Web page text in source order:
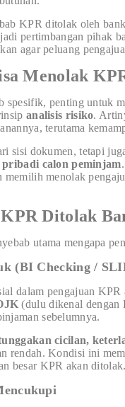
KPR ditolak oleh
pertimbangan pihak
agar peluang
Menolak
spesifik, penting untuk
analisis risiko.
terutama
sisi dokumen, tetapi
calon peminjam
menolak
Ditolak
utama mengapa
(BI Checking /
dalam pengajuan KPR
(dulu dikenal dengan
sebelumnya.
cicilan,
rendah. Kondisi ini
besar KPR akan ditolak.